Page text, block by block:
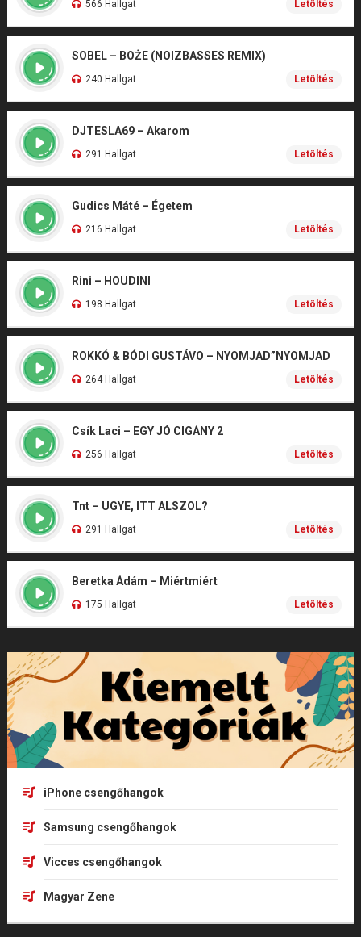
566 Hallgat Letöltés
SOBEL – BOŻE (NOIZBASSES REMIX)
240 Hallgat Letöltés
DJTESLA69 – Akarom
291 Hallgat Letöltés
Gudics Máté – Égetem
216 Hallgat Letöltés
Rini – HOUDINI
198 Hallgat Letöltés
ROKKÓ & BÓDI GUSTÁVO – NYOMJAD”NYOMJAD
264 Hallgat Letöltés
Csík Laci – EGY JÓ CIGÁNY 2
256 Hallgat Letöltés
Tnt – UGYE, ITT ALSZOL?
291 Hallgat Letöltés
Beretka Ádám – Miértmiért
175 Hallgat Letöltés
iPhone csengőhangok
Samsung csengőhangok
Vicces csengőhangok
Magyar Zene